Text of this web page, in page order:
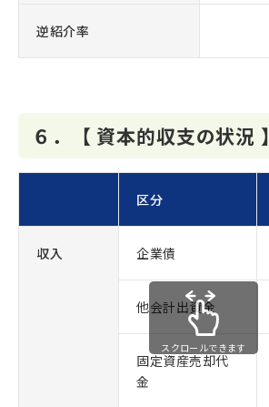
逆紹介率
６．【 資本的収支の状況 】
区分
収入 企業債
他会計出資金
固定資産売却代
金
スクロールできます